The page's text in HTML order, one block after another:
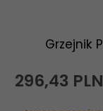
Grzejnik
296,43 PLN